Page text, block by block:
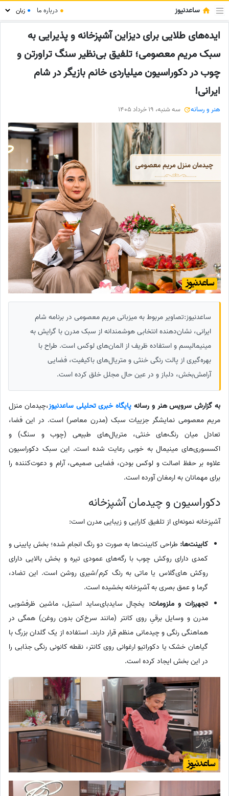
ساعدنیوز ● درباره ما ●
ایده‌های طلایی برای دیزاین آشپزخانه و پذیرایی به
سبک مریم معصومی؛ تلفیق بی‌نظیر سنگ تراورتن و
چوب در دکوراسیون میلیاردی خانم بازیگر در شام
ایرانی!
هنر و رسانه سه شنبه، 19 خرداد 1405
ساعدنیوز:تصاویر مربوط به میزبانی مریم معصومی در برنامه شام
ایرانی، نشان‌دهنده انتخابی هوشمندانه از سبک مدرن با گرایش به
مینیمالیسم و استفاده ظریف از المان‌های لوکس است. طراح با
بهره‌گیری از پالت رنگی خنثی و متریال‌های باکیفیت، فضایی
آرامش‌بخش، دلباز و در عین حال مجلل خلق کرده است.
به گزارش سرویس هنر و رسانه پایگاه خبری تحلیلی ساعدنیوز،چیدمان منزل
مریم معصومی نمایشگر جزییات سبک (مدرن معاصر) است. در این فضا،
تعادل میان رنگ‌های خنثی، متریال‌های طبیعی (چوب و سنگ) و
اکسسوری‌های مینیمال به خوبی رعایت شده است. این سبک دکوراسیون
علاوه بر حفظ اصالت و لوکس بودن، فضایی صمیمی، آرام و دعوت‌کننده را
برای مهمانان به ارمغان آورده است.
دکوراسیون و چیدمان آشپزخانه
آشپزخانه نمونه‌ای از تلفیق کارایی و زیبایی مدرن است:
کابینت‌ها: طراحی کابینت‌ها به صورت دو رنگ انجام شده؛ بخش پایینی و
کمدی دارای روکش چوب با رگه‌های عمودی تیره و بخش بالایی دارای
روکش های‌گلاس یا ماتی به رنگ کرم/شیری روشن است. این تضاد،
گرما و عمق بصری به آشپزخانه بخشیده است.
تجهیزات و ملزومات: یخچال ساید‌بای‌ساید استیل، ماشین ظرفشویی
مدرن و وسایل برقیِ روی کانتر (مانند سرخ‌کن بدون روغن) همگی در
هماهنگی رنگی و چیدمانی منظم قرار دارند. استفاده از یک گلدان بزرگ با
گیاهان خشک یا دکوراتیو ارغوانی روی کانتر، نقطه کانونی رنگی جذابی را
در این بخش ایجاد کرده است.